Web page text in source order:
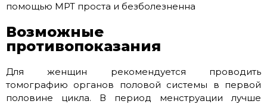
помощью МРТ проста и безболезненна
Возможные
противопоказания
Для женщин рекомендуется проводить
томографию органов половой системы в первой
половине цикла. В период менструации лучше